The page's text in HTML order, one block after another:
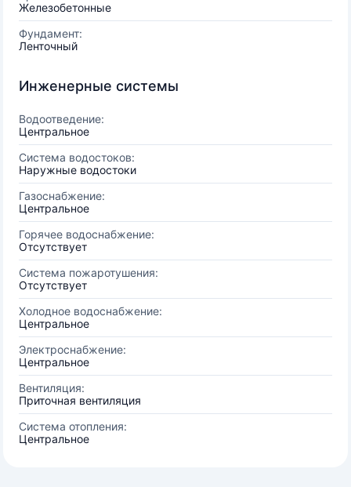
Железобетонные
Фундамент:
Ленточный
Инженерные системы
Водоотведение:
Центральное
Система водостоков:
Наружные водостоки
Газоснабжение:
Центральное
Горячее водоснабжение:
Отсутствует
Система пожаротушения:
Отсутствует
Холодное водоснабжение:
Центральное
Электроснабжение:
Центральное
Вентиляция:
Приточная вентиляция
Система отопления:
Центральное